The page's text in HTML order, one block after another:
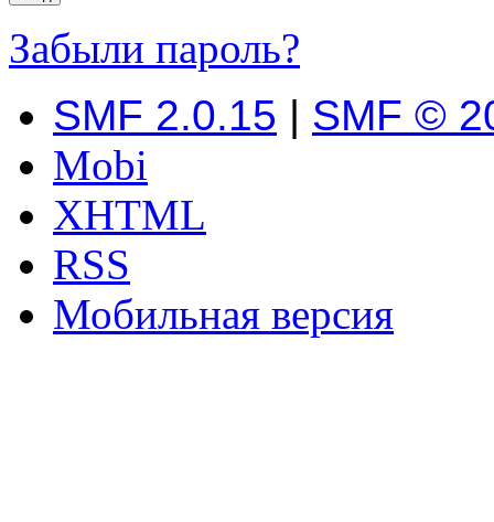
Забыли пароль?
SMF 2.0.15 | SMF ©
Mobi
XHTML
RSS
Мобильная версия